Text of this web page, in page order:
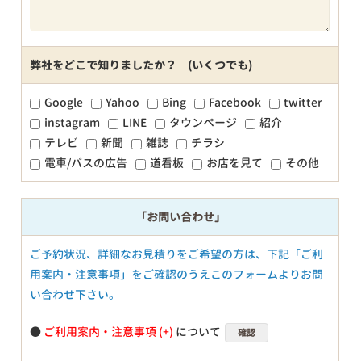
弊社をどこで知りましたか？ (いくつでも)
Google Yahoo Bing Facebook
twitter
instagram
LINE タウンページ
紹介
テレビ
新聞 雑誌
チラシ
電車/バスの広告
道看板 お店を見て その他
「お問い合わせ」
ご予約状況、詳細なお見積りをご希望の方は、下記「ご利
用案内・注意事項」をご確認のうえこのフォームよりお問
い合わせ下さい。
● ご利用案内・注意事項 について 確認